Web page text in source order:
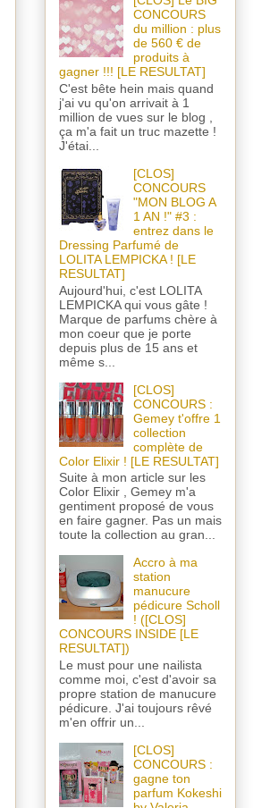
CONCOURS
du million : plus
de 560 € de
produits à
gagner !!! [LE RESULTAT]
C'est bête hein mais quand
j'ai vu qu'on arrivait à 1
million de vues sur le blog ,
ça m'a fait un truc mazette !
J'étai...
[CLOS]
CONCOURS
"MON BLOG A
1 AN !" #3 :
entrez dans le
Dressing Parfumé de
LOLITA LEMPICKA ! [LE
RESULTAT]
Aujourd'hui, c'est LOLITA
LEMPICKA qui vous gâte !
Marque de parfums chère à
mon coeur que je porte
depuis plus de 15 ans et
même s...
[CLOS]
CONCOURS :
Gemey t'offre 1
collection
complète de
Color Elixir ! [LE RESULTAT]
Suite à mon article sur les
Color Elixir , Gemey m'a
gentiment proposé de vous
en faire gagner. Pas un mais
toute la collection au gran...
Accro à ma
station
manucure
pédicure Scholl
! ([CLOS]
CONCOURS INSIDE [LE
RESULTAT])
Le must pour une nailista
comme moi, c'est d'avoir sa
propre station de manucure
pédicure. J'ai toujours rêvé
m'en offrir un...
[CLOS]
CONCOURS :
gagne ton
parfum Kokeshi